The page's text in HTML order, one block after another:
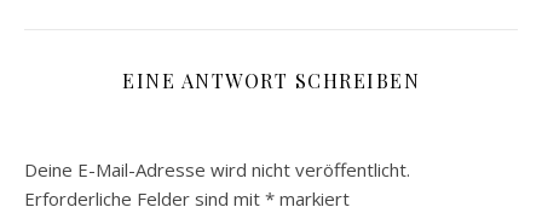
EINE ANTWORT SCHREIBEN
Deine E-Mail-Adresse wird nicht veröffentlicht.
Erforderliche Felder sind mit * markiert